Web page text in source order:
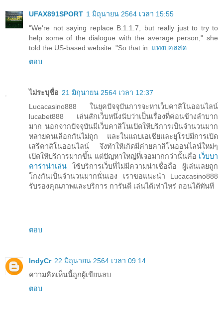
UFAX891SPORT 1 มิถุนายน 2564 เวลา 15:55
"We're not saying replace B.1.1.7, but really just to try to
help some of the dialogue with the average person," she
told the US-based website. "So that in. แทงบอลสด
ตอบ
ไม่ระบุชื่อ 21 มิถุนายน 2564 เวลา 12:37
Lucacasino888 ในยุคปัจจุบันการจะหาเว็บคาสิโนออนไลน์
lucabet888 เล่นสักเว็บหนึ่งนับว่าเป็นเรื่องที่ค่อนข้างลำบาก
มาก นอกจากปัจจุบันมีเว็บคาสิโนเปิดให้บริการเป็นจำนวนมาก
หลายคนเลือกกันไม่ถูก และในแถบเอเชียและยุโรปมีการเปิด
เสรีคาสิโนออนไลน์ จึงทำให้เกิดมีค่ายคาสิโนออนไลน์ใหม่ๆ
เปิดให้บริการมากขึ้น แต่ปัญหาใหญ่ที่เจอมากกว่านั้นคือ เว็บบา
คาร่าน่าเล่น ใช้บริการเว็บที่ไม่มีความน่าเชื่อถือ ผู้เล่นเลยถูก
โกงกันเป็นจำนวนมากนั่นเอง เราขอแนะนำ Lucacasino888
รับรองคุณภาพและบริการ การันตี เล่นได้เท่าไหร่ ถอนได้ทันที
ตอบ
IndyCr 22 มิถุนายน 2564 เวลา 09:14
ความคิดเห็นนี้ถูกผู้เขียนลบ
ตอบ